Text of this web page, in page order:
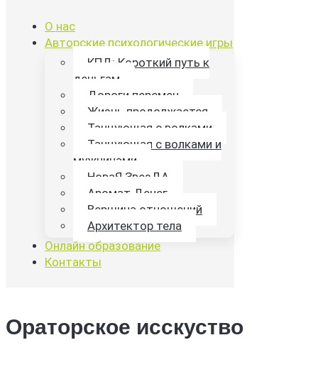
О нас
Авторские психологические игры
КПД: Короткий путь к
деньгам
Дороги перемен
Жизнь продолжается
Танцующая с волками
Танцующая с волками и
мужчинами
НоваЯ ЗвезДА
Аромат Денег
Вершина отношений
Архитектор тела
Онлайн образование
Контакты
Ораторское исскуство